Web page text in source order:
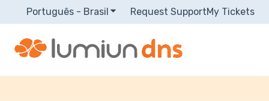
Português - Brasil Mostrar submenu para traduções
Request SupportMy Tickets